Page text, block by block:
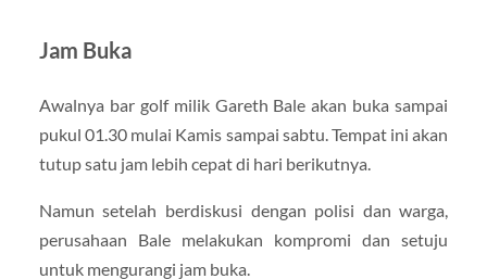
Jam Buka
Awalnya bar golf milik Gareth Bale akan buka sampai
pukul 01.30 mulai Kamis sampai sabtu. Tempat ini akan
tutup satu jam lebih cepat di hari berikutnya.
Namun setelah berdiskusi dengan polisi dan warga,
perusahaan Bale melakukan kompromi dan setuju
untuk mengurangi jam buka.